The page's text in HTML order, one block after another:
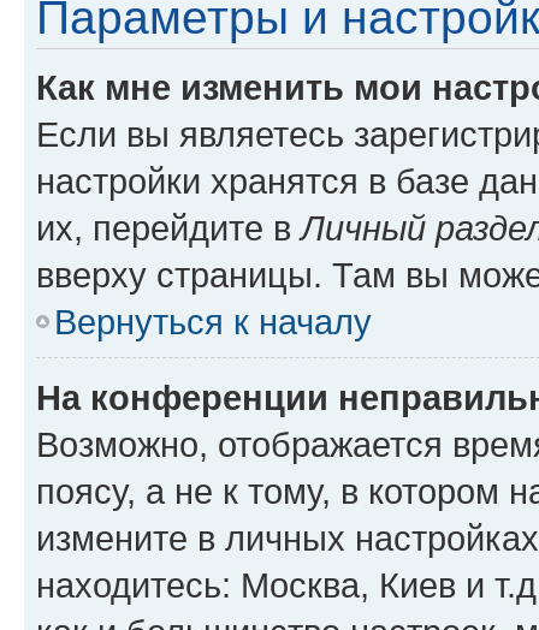
Параметры и
Как мне изменить мои
Если вы являетесь
настройки хранятся в базе
их, перейдите вЛичный
вверху страницы. Там вы
Вернуться к началу
На конференции
Возможно, отображается
поясу, а не к тому, в котором
измените в личных
находитесь: Москва, Киев и